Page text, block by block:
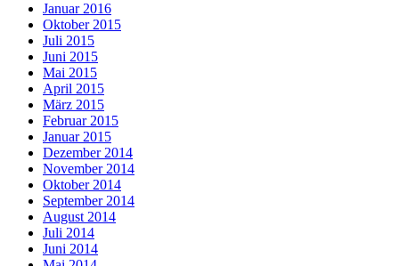
Januar 2016
Oktober 2015
Juli 2015
Juni 2015
Mai 2015
April 2015
März 2015
Februar 2015
Januar 2015
Dezember 2014
November 2014
Oktober 2014
September 2014
August 2014
Juli 2014
Juni 2014